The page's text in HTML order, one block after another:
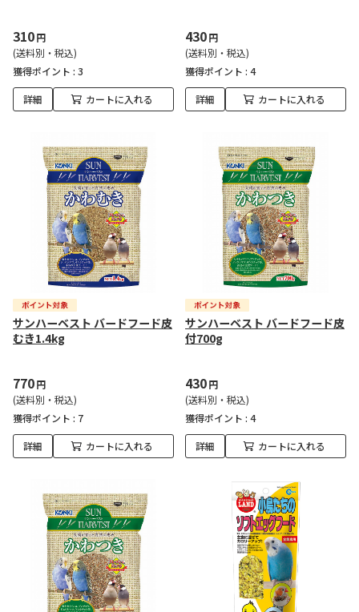
310円
(送料別・税込)
獲得ポイント : 3
詳細 カートに入れる
430円
(送料別・税込)
獲得ポイント : 4
詳細 カートに入れる
サンハーベスト バードフード皮
むき1.4kg
770円
(送料別・税込)
獲得ポイント : 7
詳細 カートに入れる
サンハーベスト バードフード皮
付700g
430円
(送料別・税込)
獲得ポイント : 4
詳細 カートに入れる